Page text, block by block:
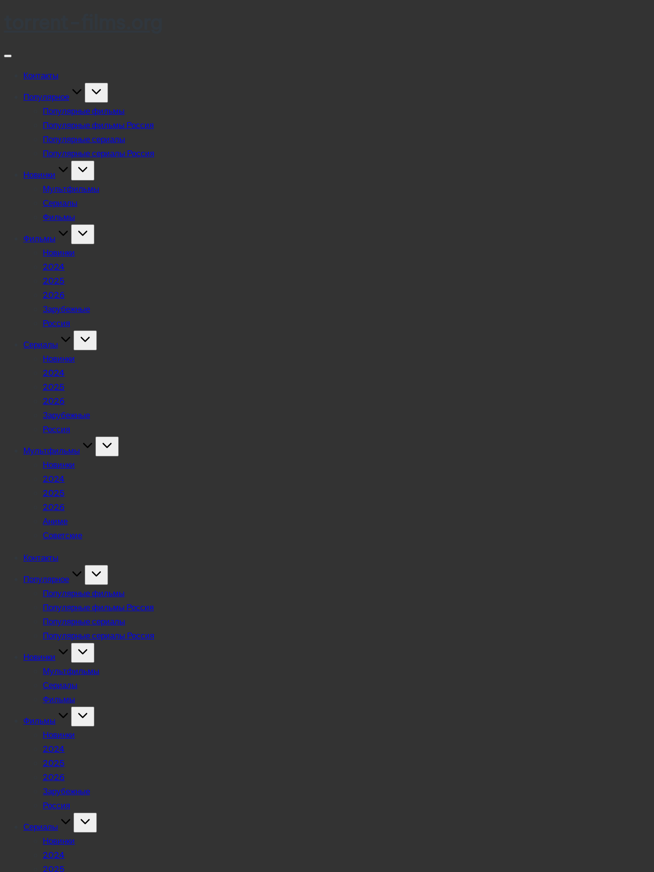
Контакты
Популярное
Популярные фильмы
Популярные фильмы Россия
Популярные сериалы
Популярные сериалы Россия
Новинки
Мультфильмы
Сериалы
Фильмы
Фильмы
Новинки
2024
2025
2026
Зарубежные
Россия
Сериалы
Новинки
2024
2025
2026
Зарубежные
Россия
Мультфильмы
Новинки
2024
2025
2026
Аниме
Советские
Контакты
Популярное
Популярные фильмы
Популярные фильмы Россия
Популярные сериалы
Популярные сериалы Россия
Новинки
Мультфильмы
Сериалы
Фильмы
Фильмы
Новинки
2024
2025
2026
Зарубежные
Россия
Сериалы
Новинки
2024
2025